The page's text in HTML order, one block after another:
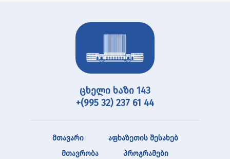
ცხელი ხაზი 143
+(995 32) 237 61 44
მთავარი
აფხაზეთის შესახებ
მთავრობა
პროგრამები